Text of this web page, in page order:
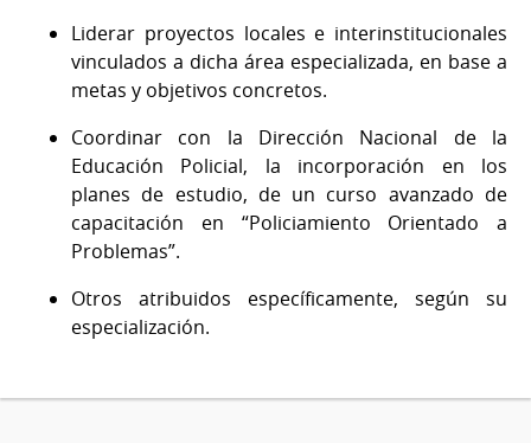
Liderar proyectos locales e interinstitucionales
vinculados a dicha área especializada, en base a
metas y objetivos concretos.
Coordinar con la Dirección Nacional de la
Educación Policial, la incorporación en los
planes de estudio, de un curso avanzado de
capacitación en “Policiamiento Orientado a
Problemas”.
Otros atribuidos específicamente, según su
especialización.